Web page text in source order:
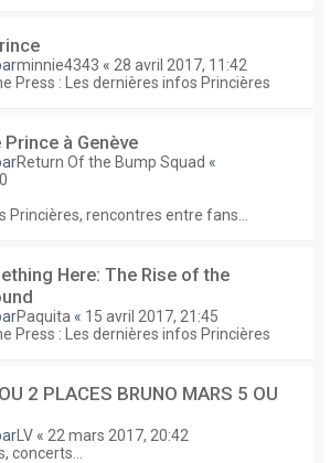
minnie4343 « 28 avril 2017, 11:42
Press : Les dernières infos Princières
à Genève
Return Of the Bump Squad «
Princières, rencontres entre fans...
Here: The Rise of the
Paquita « 15 avril 2017, 21:45
Press : Les dernières infos Princières
2 PLACES BRUNO MARS 5 OU
LV « 22 mars 2017, 20:42
concerts...